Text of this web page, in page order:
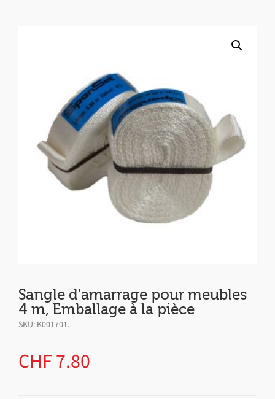
Sangle d’amarrage pour meubles
4 m, Emballage à la pièce
SKU: K001701.
CHF7.80